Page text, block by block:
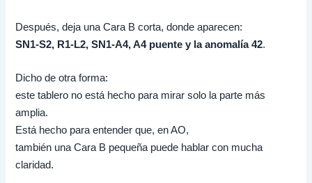
Después, deja una Cara B corta, donde aparecen:
SN1-S2, R1-L2, SN1-A4, A4 puente y la anomalía 42.
Dicho de otra forma:
este tablero no está hecho para mirar solo la parte más
amplia.
Está hecho para entender que, en AO,
también una Cara B pequeña puede hablar con mucha
claridad.